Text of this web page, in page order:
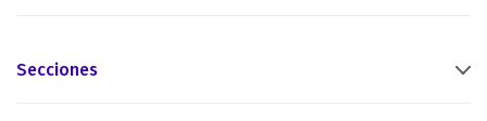
Secciones